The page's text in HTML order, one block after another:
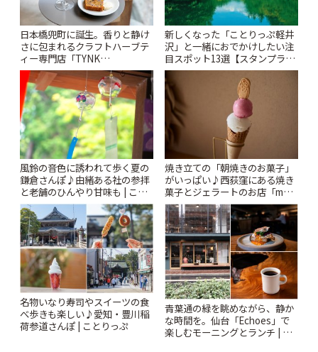
日本橋兜町に誕生。香りと静け
さに包まれるクラフトハーブテ
ィー専門店「TYNK
Kabutocho」 | ことりっぷ
新しくなった「ことりっぷ軽井
沢」と一緒におでかけしたい注
目スポット13選【スタンプラリ
ー開催中】 | ことりっぷ
風鈴の音色に誘われて歩く夏の
鎌倉さんぽ♪由緒ある社の参拝
と老舗のひんやり甘味も | こと
りっぷ
焼き立ての「朝焼きのお菓子」
がいっぱい♪西荻窪にある焼き
菓子とジェラートのお店「mUni
(ムニ)」 | ことりっぷ
名物いなり寿司やスイーツの食
べ歩きも楽しい♪愛知・豊川稲
荷参道さんぽ | ことりっぷ
青葉通の緑を眺めながら、静か
な時間を。仙台「Echoes」で
楽しむモーニングとランチ | こ